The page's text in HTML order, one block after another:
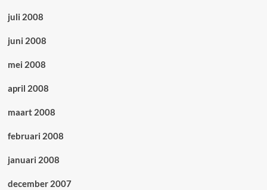
juli 2008
juni 2008
mei 2008
april 2008
maart 2008
februari 2008
januari 2008
december 2007